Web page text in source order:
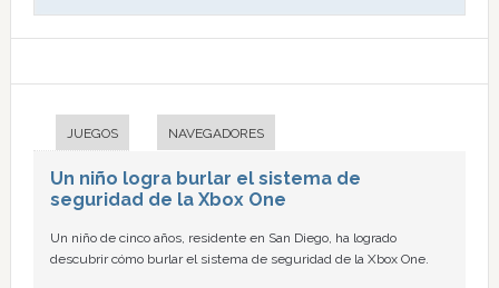
JUEGOS NAVEGADORES
Un niño logra burlar el sistema de
seguridad de la Xbox One
Un niño de cinco años, residente en San Diego, ha logrado
descubrir cómo burlar el sistema de seguridad de la Xbox One.